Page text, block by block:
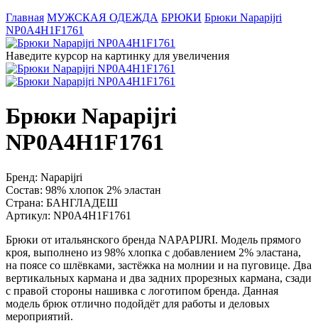
Главная МУЖСКАЯ ОДЕЖДА БРЮКИ Брюки Napapijri
NP0A4H1F1761
Наведите курсор на картинку для увеличения
Брюки Napapijri
NP0A4H1F1761
Бренд: Napapijri
Состав: 98% хлопок 2% эластан
Страна: БАНГЛАДЕШ
Артикул: NP0A4H1F1761
Брюки от итальянского бренда NAPAPIJRI. Модель прямого
кроя, выполнено из 98% хлопка с добавлением 2% эластана,
на поясе со шлёвками, застёжка на молнии и на пуговице. Два
вертикальных кармана и два задних прорезных кармана, сзади
с правой стороны нашивка с логотипом бренда. Данная
модель брюк отлично подойдёт для работы и деловых
мероприятий.